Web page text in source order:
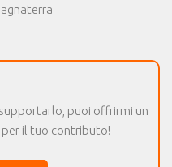
puoi offrirmi un
per il tuo contributo!